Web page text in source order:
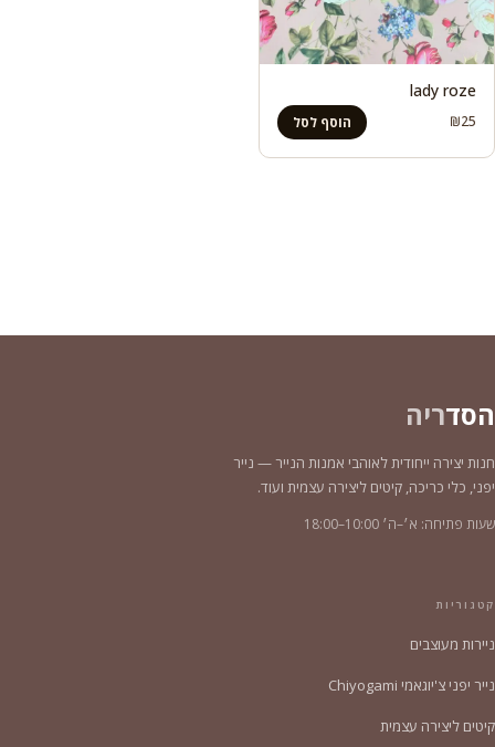
lady roze
₪25 הוסף לסל
הסדריה
חנות יצירה ייחודית לאוהבי אמנות הנייר — נייר
יפני, כלי כריכה, קיטים ליצירה עצמית ועוד.
שעות פתיחה: א׳–ה׳ 10:00–18:00
קטגוריות
ניירות מעוצבים
נייר יפני צ'יוגאמי Chiyogami
קיטים ליצירה עצמית